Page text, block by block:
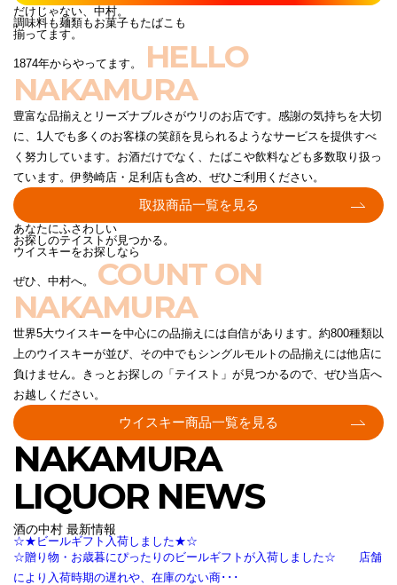
だけじゃない、中村。
調味料も麺類もお菓子もたばこも
揃ってます。
1874年からやってます。
HELLO
NAKAMURA
豊富な品揃えとリーズナブルさがウリのお店です。感謝の気持ちを大切
に、1人でも多くのお客様の笑顔を見られるようなサービスを提供すべ
く努力しています。お酒だけでなく、たばこや飲料なども多数取り扱っ
ています。伊勢崎店・足利店も含め、ぜひご利用ください。
取扱商品一覧を見る
あなたにふさわしい
お探しのテイストが見つかる。
ウイスキーをお探しなら
ぜひ、中村へ。 COUNT ON
NAKAMURA
世界5大ウイスキーを中心にの品揃えには自信があります。約800種類以
上のウイスキーが並び、その中でもシングルモルトの品揃えには他店に
負けません。きっとお探しの「テイスト」が見つかるので、ぜひ当店へ
お越しください。
ウイスキー商品一覧を見る
NAKAMURA
LIQUOR NEWS
酒の中村 最新情報
☆★ビールギフト入荷しました★☆
☆贈り物・お歳暮にぴったりのビールギフトが入荷しました☆ 店舗
により入荷時期の遅れや、在庫のない商･･･